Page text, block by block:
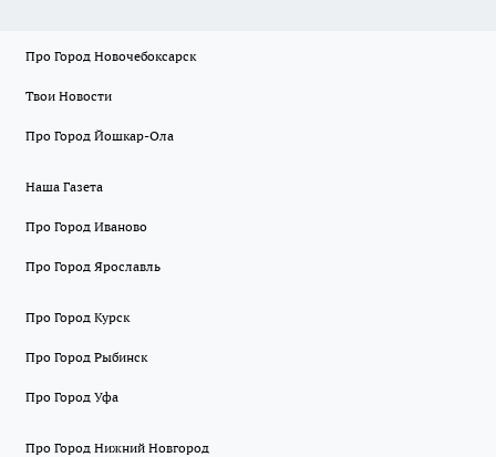
Про Город Новочебоксарск
Твои Новости
Про Город Йошкар-Ола
Наша Газета
Про Город Иваново
Про Город Ярославль
Про Город Курск
Про Город Рыбинск
Про Город Уфа
Про Город Нижний Новгород